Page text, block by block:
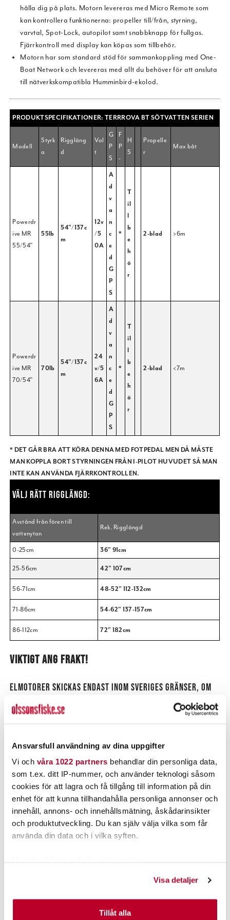
Ansvarsfull användning av dina uppgifter
Vi och våra 1022 partners behandlar din personliga data,
som t.ex. ditt IP-nummer, och använder teknologi såsom
cookies för att lagra och få tillgång till information på din
enhet för att kunna tillhandahålla personliga annonser och
innehåll, annons- och innehållsmätning, åskådarinsikter
och produktutveckling. Du kan själv välja vilka som får
använda din data och i vilka syften.
Identifiera din enhet genom att aktivt skanna den för
specifika kännetecken (fingeravtryck)
Visa detaljer
Tillåt alla
hålla dig på plats. Motorn levereras med Micro Remote som
kan kontrollera funktionerna: propeller till/från, styrning,
varvtal, Spot-Lock, autopilot samt snabbknapp för fullgas.
Fjärrkontroll med display kan köpas som tillbehör.
Motorn har som standard stöd för sammankoppling med One-
Boat Network och levereras med allt du behöver för att ansluta
till nätverkskompatibla Humminbird-ekolod.
PRODUKTSPECIFIKATIONER: TERRROVA BT SÖTVATTEN SERIEN
Modell
Styrk
a
Riggläng
d
Vol
t
G
P
S
F
P
-
H
S
Propelle
r
Max båt
Powerdr
ive MR
55/54"
55lb
54"/137c
m
12v
/5
0A
A
d
v
a
n
c
e
d
G
P
S
*
T
il
l
b
e
h
ö
r
2-blad >6m
Powerdr
ive MR
70/54"
70lb
54"/137c
m
24
v/5
6A
A
d
v
a
n
c
e
d
G
P
S
*
T
il
l
b
e
h
ö
r
2-blad <7m
* DET GÅR BRA ATT KÖRA DENNA MED FOTPEDAL MEN DÅ MÅSTE
MAN KOPPLA BORT STYRNINGEN FRÅN I-PILOT HUVUDET SÅ MAN
INTE KAN ANVÄNDA FJÄRRKONTROLLEN.
VÄLJ RÄTT RIGGLÄNGD:
Avstånd från fören till
vattenytan
Rek. Rigglängd
0-25cm 36" 91cm
25-56cm 42" 107cm
56-71cm 48-52" 112-132cm
71-86cm 54-62" 137-157cm
86-112cm 72" 182cm
VIKTIGT ANG FRAKT!
ELMOTORER SKICKAS ENDAST INOM SVERIGES GRÄNSER, OM
DU BOR UTANFÖR SVERIGE MÅSTE DU BESÖKA VÅR BUTIK FÖR
ATT HANDLA ELMOTOR.
FÖRKLARINGAR
HS= Headingsensor
Tänk på att använda Batteri med Max (12V) 12,8V (24V) 25,6
(36V) 42V
* skickas endast till svensk adress övriga länder makuleras
ordern